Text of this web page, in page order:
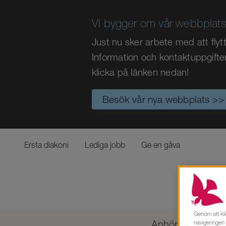
Vi bygger om vår
Just nu sker arbete med att
Information och
klicka på länken nedan!
Besök vår nya webbplats >>
Ersta diakoni Lediga jobb Ge en gåva
Genom att